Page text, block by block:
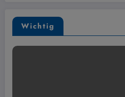
Wichtig